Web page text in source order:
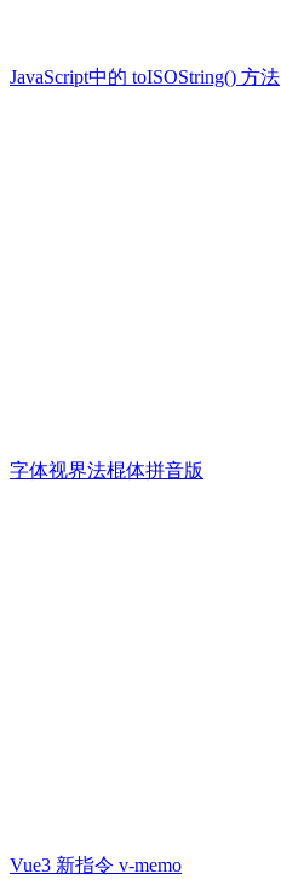
JavaScript中的 toISOString() 方法
字体视界法棍体拼音版
Vue3 新指令 v-memo